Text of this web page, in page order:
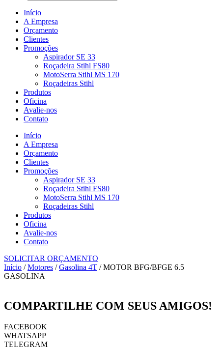
Início
A Empresa
Orçamento
Clientes
Promoções
Aspirador SE 33
Roçadeira Stihl FS80
MotoSerra Stihl MS 170
Roçadeiras Stihl
Produtos
Oficina
Avalie-nos
Contato
Início
A Empresa
Orçamento
Clientes
Promoções
Aspirador SE 33
Roçadeira Stihl FS80
MotoSerra Stihl MS 170
Roçadeiras Stihl
Produtos
Oficina
Avalie-nos
Contato
SOLICITAR ORÇAMENTO
Início /Motores /Gasolina 4T / MOTOR BFG/BFGE 6.5
GASOLINA
COMPARTILHE COM SEUS AMIGOS!
FACEBOOK
WHATSAPP
TELEGRAM